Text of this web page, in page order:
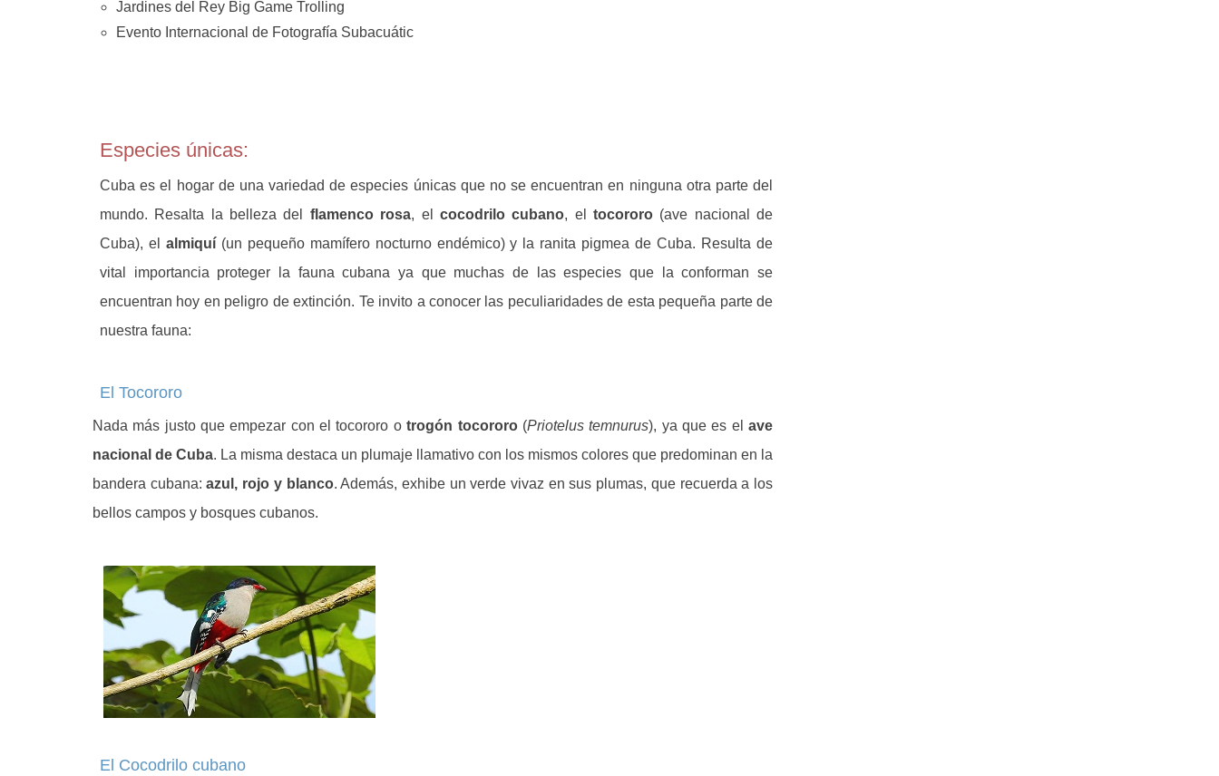
Jardines del Rey Big Game Trolling
Evento Internacional de Fotografía Subacuátic
Especies únicas:
Cuba es el hogar de una variedad de especies únicas que no se encuentran en ninguna otra parte del
mundo. Resalta la belleza del flamenco rosa, el cocodrilo cubano, el tocororo(ave nacional de
Cuba), el almiquí(un pequeño mamífero nocturno endémico) y la ranita pigmea de Cuba. Resulta de
vital importancia proteger la fauna cubana ya que muchas de las especies que la conforman se
encuentran hoy en peligro de extinción. Te invito a conocer las peculiaridades de esta pequeña parte de
nuestra fauna:
El Tocororo
Nada más justo que empezar con el tocororo otrogón tocororo(Priotelus temnurus), ya que es elave
nacional de Cuba. La misma destaca un plumaje llamativo con los mismos colores que predominan en la
bandera cubana:azul, rojo y blanco. Además, exhibe un verde vivaz en sus plumas, que recuerda a los
bellos campos y bosques cubanos.
El Cocodrilo cubano